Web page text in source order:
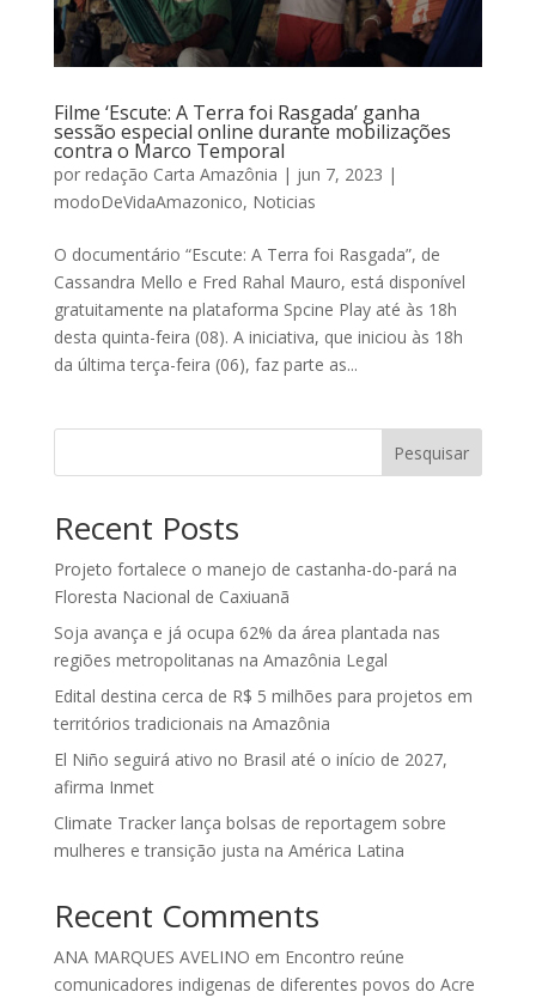
Filme ‘Escute: A Terra foi Rasgada’ ganha
sessão especial online durante mobilizações
contra o Marco Temporal
por redação Carta Amazônia | jun 7, 2023 |
modoDeVidaAmazonico, Noticias
O documentário “Escute: A Terra foi Rasgada”, de
Cassandra Mello e Fred Rahal Mauro, está disponível
gratuitamente na plataforma Spcine Play até às 18h
desta quinta-feira (08). A iniciativa, que iniciou às 18h
da última terça-feira (06), faz parte as...
Pesquisar
Recent Posts
Projeto fortalece o manejo de castanha-do-pará na
Floresta Nacional de Caxiuanã
Soja avança e já ocupa 62% da área plantada nas
regiões metropolitanas na Amazônia Legal
Edital destina cerca de R$ 5 milhões para projetos em
territórios tradicionais na Amazônia
El Niño seguirá ativo no Brasil até o início de 2027,
afirma Inmet
Climate Tracker lança bolsas de reportagem sobre
mulheres e transição justa na América Latina
Recent Comments
ANA MARQUES AVELINO em Encontro reúne
comunicadores indigenas de diferentes povos do Acre